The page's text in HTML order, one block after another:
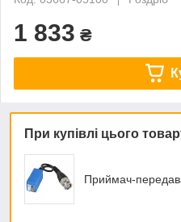
1 833 ₴
При купівлі цього
Приймач-